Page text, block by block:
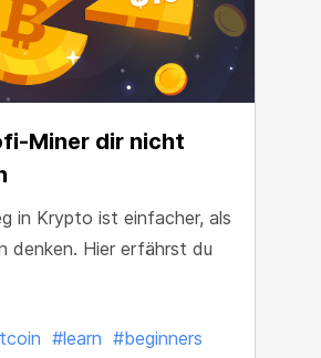
Miner dir nicht
in Krypto ist einfacher, als
denken. Hier erfährst du
#learn #beginners